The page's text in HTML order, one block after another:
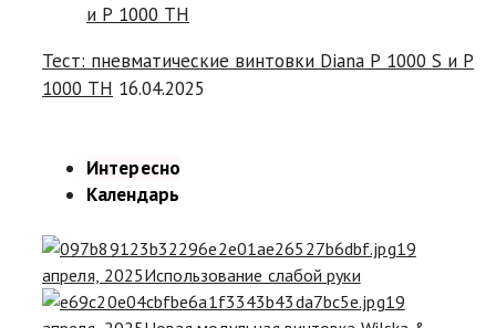
Тест: пневматические винтовки Diana P 1000 S и P
1000 TH 16.04.2025
Интересно
Календарь
19
апреля, 2025Использование слабой руки
19